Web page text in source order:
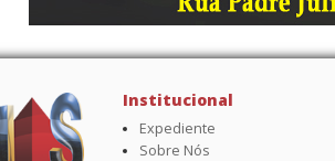
Institucional
Expediente
Sobre Nós